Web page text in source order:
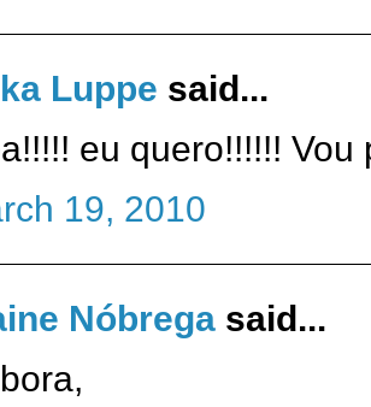
Luppe said...
eu quero!!!!!!
19, 2010
Nóbrega said...